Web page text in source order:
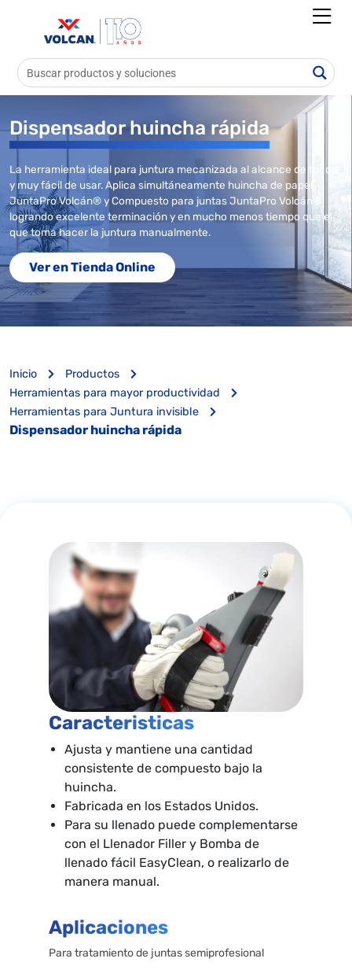
Dispensador huincha rápida
La herramienta ideal para juntura mecanizada al alcance de todos
y muy fácil de usar. Aplica simultáneamente huincha de papel
JuntaPro Volcán® y Compuesto para juntas JuntaPro Volcán®
logrando excelente terminación y en mucho menos tiempo que el
que toma hacer la juntura manualmente.
Ver en Tienda Online
Inicio
Productos
Herramientas para mayor productividad
Herramientas para Juntura invisible
Dispensador huincha rápida
Caracteristicas
Ajusta y mantiene una cantidad
consistente de compuesto bajo la
huincha.
Fabricada en los Estados Unidos.
Para su llenado puede complementarse
con el Llenador Filler y Bomba de
llenado fácil EasyClean, o realizarlo de
manera manual.
Aplicaciones
Para tratamiento de juntas semiprofesional